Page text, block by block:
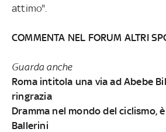
attimo".
COMMENTA NEL FORUM ALTRI
Guarda anche
Roma intitola una via ad Abebe
ringrazia
Dramma nel mondo del ciclismo,
Ballerini